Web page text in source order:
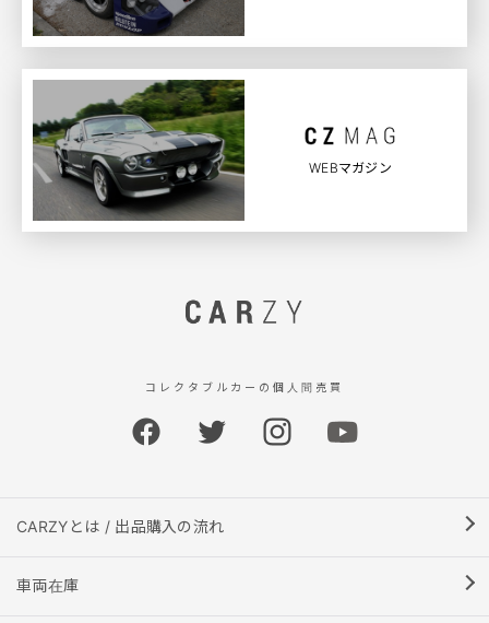
WEBマガジン
コレクタブルカーの個人間売買
CARZYとは / 出品購入の流れ
車両在庫